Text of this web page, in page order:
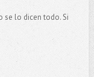
se lo dicen todo. Si